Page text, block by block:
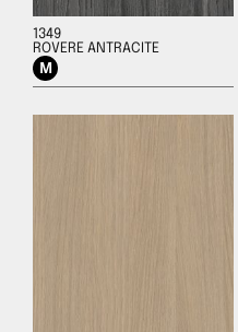
1349
ROVERE ANTRACITE